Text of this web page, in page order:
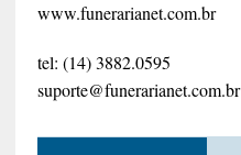
www.funerarianet.com.br
tel: (14) 3882.0595
suporte@funerarianet.com.br